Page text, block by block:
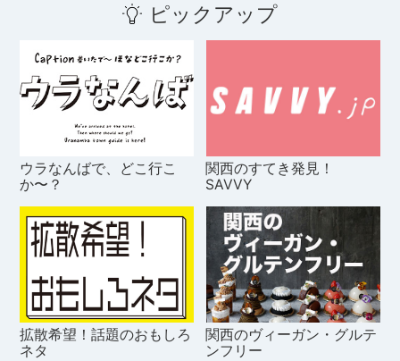
ピックアップ
ウラなんばで、どこ行こ
か〜？
関西のすてき発見！
SAVVY
拡散希望！話題のおもしろ
ネタ
関西のヴィーガン・グルテ
ンフリー